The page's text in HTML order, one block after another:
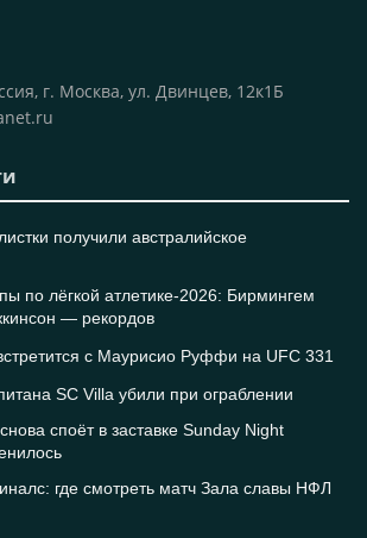
г. Москва, ул. Двинцев, 12к1Б
получили австралийское
по лёгкой атлетике-2026: Бирмингем
— рекордов
с Маурисио Руффи на UFC 331
SC Villa убили при ограблении
споёт в заставке Sunday Night
где смотреть матч Зала славы НФЛ